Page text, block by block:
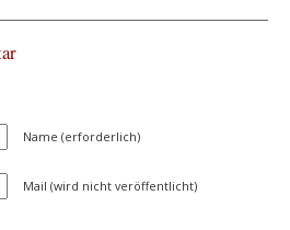
Name (erforderlich)
Mail (wird nicht veröffentlicht)